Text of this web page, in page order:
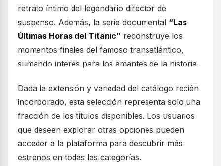
retrato íntimo del legendario director de
suspenso. Además, la serie documental “Las
Últimas Horas del Titanic” reconstruye los
momentos finales del famoso transatlántico,
sumando interés para los amantes de la historia.
Dada la extensión y variedad del catálogo recién
incorporado, esta selección representa solo una
fracción de los títulos disponibles. Los usuarios
que deseen explorar otras opciones pueden
acceder a la plataforma para descubrir más
estrenos en todas las categorías.